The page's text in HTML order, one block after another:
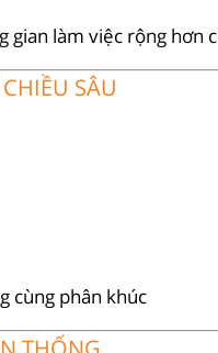
làm việc rộng hơn
SÂU
cùng phân khúc